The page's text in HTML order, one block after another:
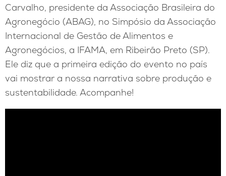
Carvalho, presidente da Associação Brasileira do
Agronegócio (ABAG), no Simpósio da Associação
Internacional de Gestão de Alimentos e
Agronegócios, a IFAMA, em Ribeirão Preto (SP).
Ele diz que a primeira edição do evento no país
vai mostrar a nossa narrativa sobre produção e
sustentabilidade. Acompanhe!